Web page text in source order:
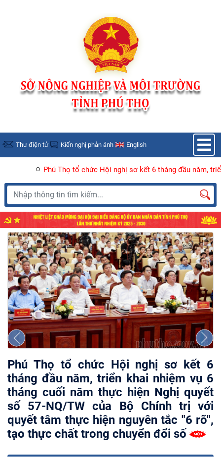
Thư điện tử Kiến nghị phản ánh English
Thọ tổ chức Hội nghị sơ kết 6 tháng đầu năm, triển khai nhiệm
Tìm kiếm
Tìm
kiếm
Phú Thọ tổ chức Hội nghị sơ kết 6
tháng đầu năm, triển khai nhiệm vụ 6
tháng cuối năm thực hiện Nghị quyết
số 57-NQ/TW của Bộ Chính trị với
quyết tâm thực hiện nguyên tắc "6 rõ",
tạo thực chất trong chuyển đổi số